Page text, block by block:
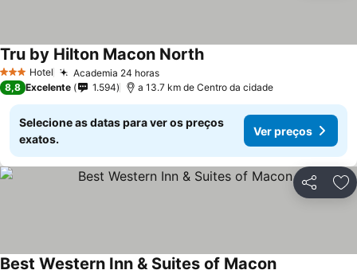
3 EstrelasHotel Academia 24 horas
Tru by Hilton Macon North
8,8 Excelente 1.594 a 13.7 km de Centro da cidade
Selecione as datas para ver os preços
exatos.
Ver preços
Partilhar
Best Western Inn & Suites of Macon